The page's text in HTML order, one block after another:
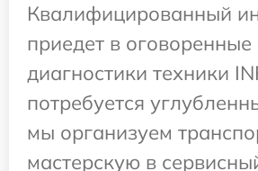
Квалифицированный
приедет в оговоренные
диагностики техники
потребуется
мы организуем
мастерскую в